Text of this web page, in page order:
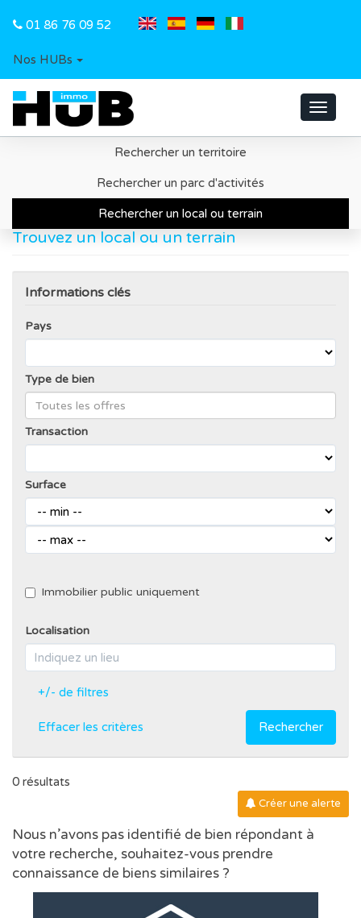
01 86 76 09 52
Nos HUBs
Toggle
Rechercher un territoire
Rechercher un parc d'activités
Rechercher un local ou terrain
Recherche d'un local ou d'un terrain
Trouvez un local ou un terrain
Informations clés
Pays
Type de bien
Transaction
Surface
Immobilier public uniquement
Localisation
+/- de filtres
Effacer les critères Rechercher
0 résultats
Créer une alerte
Nous n’avons pas identifié de bien répondant à
votre recherche, souhaitez-vous prendre
connaissance de biens similaires ?